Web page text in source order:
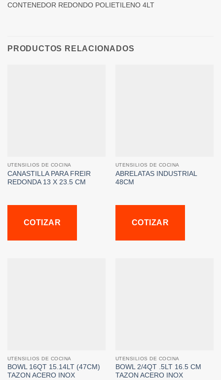
CONTENEDOR REDONDO POLIETILENO 4LT
PRODUCTOS RELACIONADOS
UTENSILIOS DE COCINA
CANASTILLA PARA FREIR
REDONDA 13 X 23.5 CM
COTIZAR
UTENSILIOS DE COCINA
ABRELATAS INDUSTRIAL
48CM
COTIZAR
UTENSILIOS DE COCINA
BOWL 16QT 15.14LT (47CM)
TAZON ACERO INOX
UTENSILIOS DE COCINA
BOWL 2/4QT .5LT 16.5 CM
TAZON ACERO INOX